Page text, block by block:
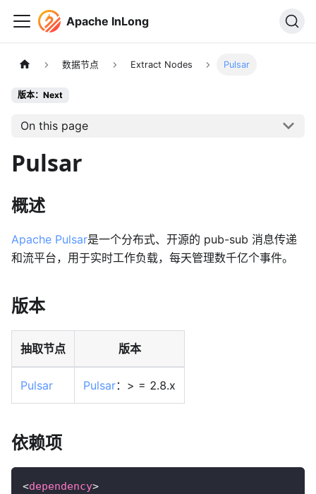
Apache InLong
数据节点 Extract Nodes Pulsar
版本：Next
On this page
Pulsar
概述
Apache Pulsar是一个分布式、开源的 pub-sub 消息传递
和流平台，用于实时工作负载，每天管理数千亿个事件。
版本
抽取节点 版本
Pulsar Pulsar：> = 2.8.x
依赖项
<dependency>